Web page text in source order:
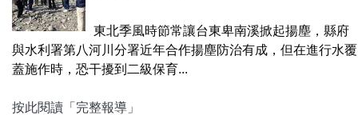
東北季風時節常讓台東卑南溪掀起揚塵，縣府
與水利署第八河川分署近年合作揚塵防治有成，但在進行水覆
蓋施作時，恐干擾到二級保育...
按此閱讀「完整報導」